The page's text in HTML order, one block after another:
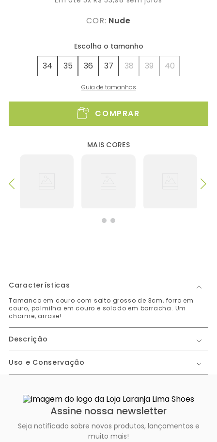
COR: Nude
34 35 36 37 38 39 40
Guia de tamanhos
COMPRAR
MAIS CORES
Características
Tamanco em couro com salto grosso de 3cm, forro em
couro, palmilha em couro e solado em borracha. Um
charme, arrase!
Descrição
Uso e Conservação
Assine nossa newsletter
Seja notificado sobre novos produtos, lançamentos e
muito mais!